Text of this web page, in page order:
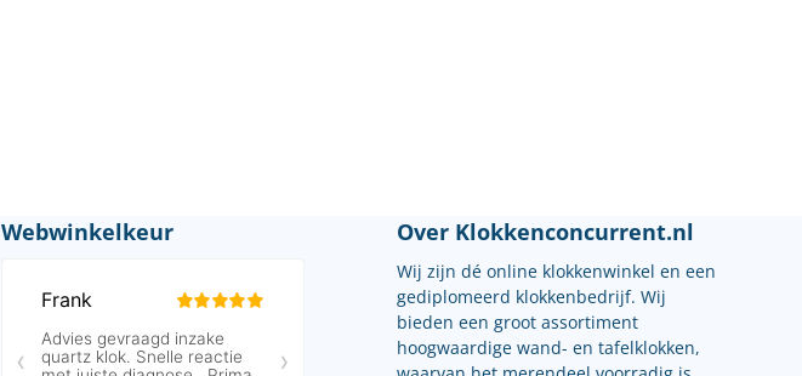
Webwinkelkeur Over Klokkenconcurrent.nl
Wij zijn dé online klokkenwinkel en een
gediplomeerd klokkenbedrijf. Wij
bieden een groot assortiment
hoogwaardige wand- en tafelklokken,